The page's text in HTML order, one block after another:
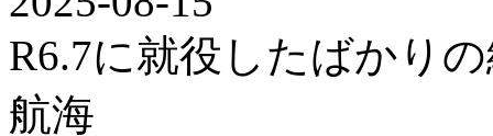
R6.7に就役したばかり
航海